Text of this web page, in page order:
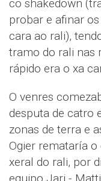
co shakedown
probar e afinar
cara ao rali),
tramo do rali nas
rápido era o xa
O venres
desputa de catro
zonas de terra e
Ogier remataría
xeral do rali, por